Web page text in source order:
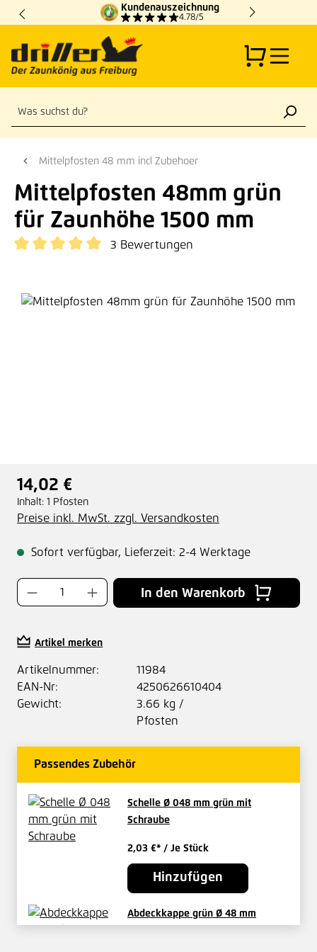
Zum Hauptinhalt springen
Kundenauszeichnung
4.78/5
Mittelpfosten 48 mm incl Zubehoer
Mittelpfosten 48mm grün
für Zaunhöhe 1500 mm
3 Bewertungen
Bildergalerie überspringen
Regulärer Preis:
14,02 €
Inhalt: 1 Pfosten
Preise inkl. MwSt. zzgl. Versandkosten
Sofort verfügbar, Lieferzeit: 2-4 Werktage
Produkt Anzahl: Gib den gewünschten
In den Warenkorb
Artikel merken
Artikelnummer:
11984
EAN-Nr:
4250626610404
Gewicht:
3.66 kg /
Pfosten
Passendes Zubehör
Schelle Ø 048 mm grün mit
Schraube
2,03 €* / Je Stück
Hinzufügen
Abdeckkappe grün Ø 48 mm